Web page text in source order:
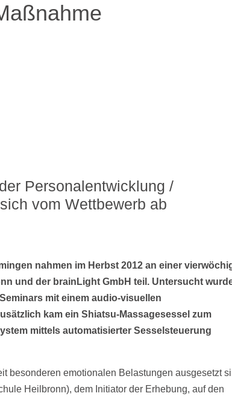
Personalentwicklung /
vom Wettbewerb ab
nahmen im Herbst 2012 an einer
und der brainLight GmbH teil. Untersucht
mit einem audio-visuellen
kam ein Shiatsu-Massagesessel zum
mittels automatisierter Sesselsteuerung
besonderen emotionalen Belastungen ausgesetzt
Heilbronn), dem Initiator der Erhebung, auf den